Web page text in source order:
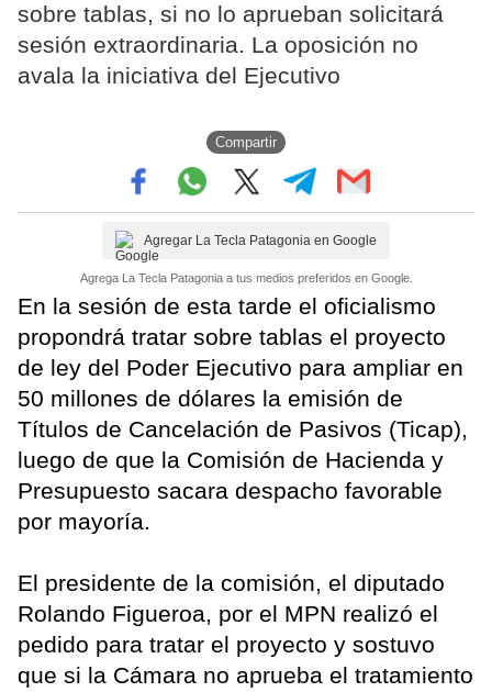
sobre tablas, si no lo aprueban solicitará
sesión extraordinaria. La oposición no
avala la iniciativa del Ejecutivo
Compartir
Agregar La Tecla Patagonia en Google
Agrega La Tecla Patagonia a tus medios preferidos en Google.
En la sesión de esta tarde el oficialismo
propondrá tratar sobre tablas el proyecto
de ley del Poder Ejecutivo para ampliar en
50 millones de dólares la emisión de
Títulos de Cancelación de Pasivos (Ticap),
luego de que la Comisión de Hacienda y
Presupuesto sacara despacho favorable
por mayoría.
El presidente de la comisión, el diputado
Rolando Figueroa, por el MPN realizó el
pedido para tratar el proyecto y sostuvo
que si la Cámara no aprueba el tratamiento